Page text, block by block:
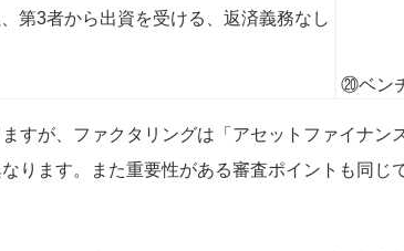
第3者から出資を受ける、返済義務なし
⑳ベン
すが、ファクタリングは「アセットファイナン
ります。また重要性がある審査ポイントも同じ